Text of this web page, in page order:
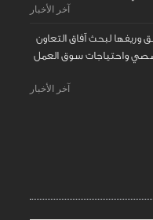
آخر الأخبار
لبحث آفاق التعاون
واحتياجات سوق العمل
آخر الأخبار